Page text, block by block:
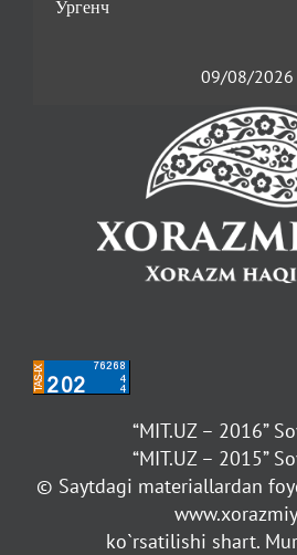
09/08/2026
“MIT.UZ – 2016”
“MIT.UZ – 2015”
© Saytdagi materiallardan
ko`rsatilishi shart.